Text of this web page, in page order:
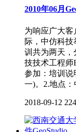
2010年06月
为响应广大客
际，中仿科技
训共为两天，
技技术工程师
参加：培训说
一)。2.地点
2018-09-12 224